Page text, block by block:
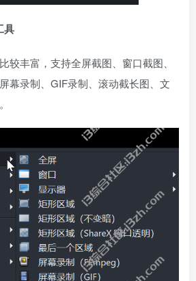
具
较丰富，支持全屏截图、窗口截图、
幕录制、GIF录制、滚动截长图、文